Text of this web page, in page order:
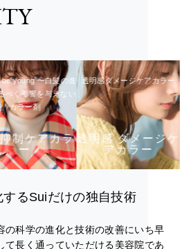
young 〜白髪の進
べく影響を与えない
カラー剤
制ケアカラ
ー
透明感ダメージケアカラー
透明感 ダメージケ
アカラー
るSuiだけの独自技術
の科学の進化と技術の改善にいち早
て長く通っていただける美容院であ